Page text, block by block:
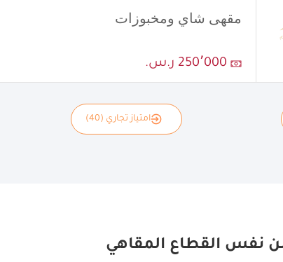
مقهى شاي ومخبوزات
250٬000 ر.س.
امتياز تجاري (40)
نفس القطاع المقاهي